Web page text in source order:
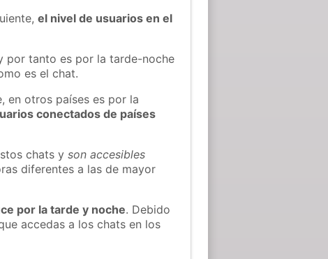
el nivel de usuarios en el
por tanto es por la tarde-noche
es el chat.
en otros países es por la
conectados de países
chats yson accesibles
diferentes a las de mayor
por la tarde y noche. Debido
accedas a los chats en los